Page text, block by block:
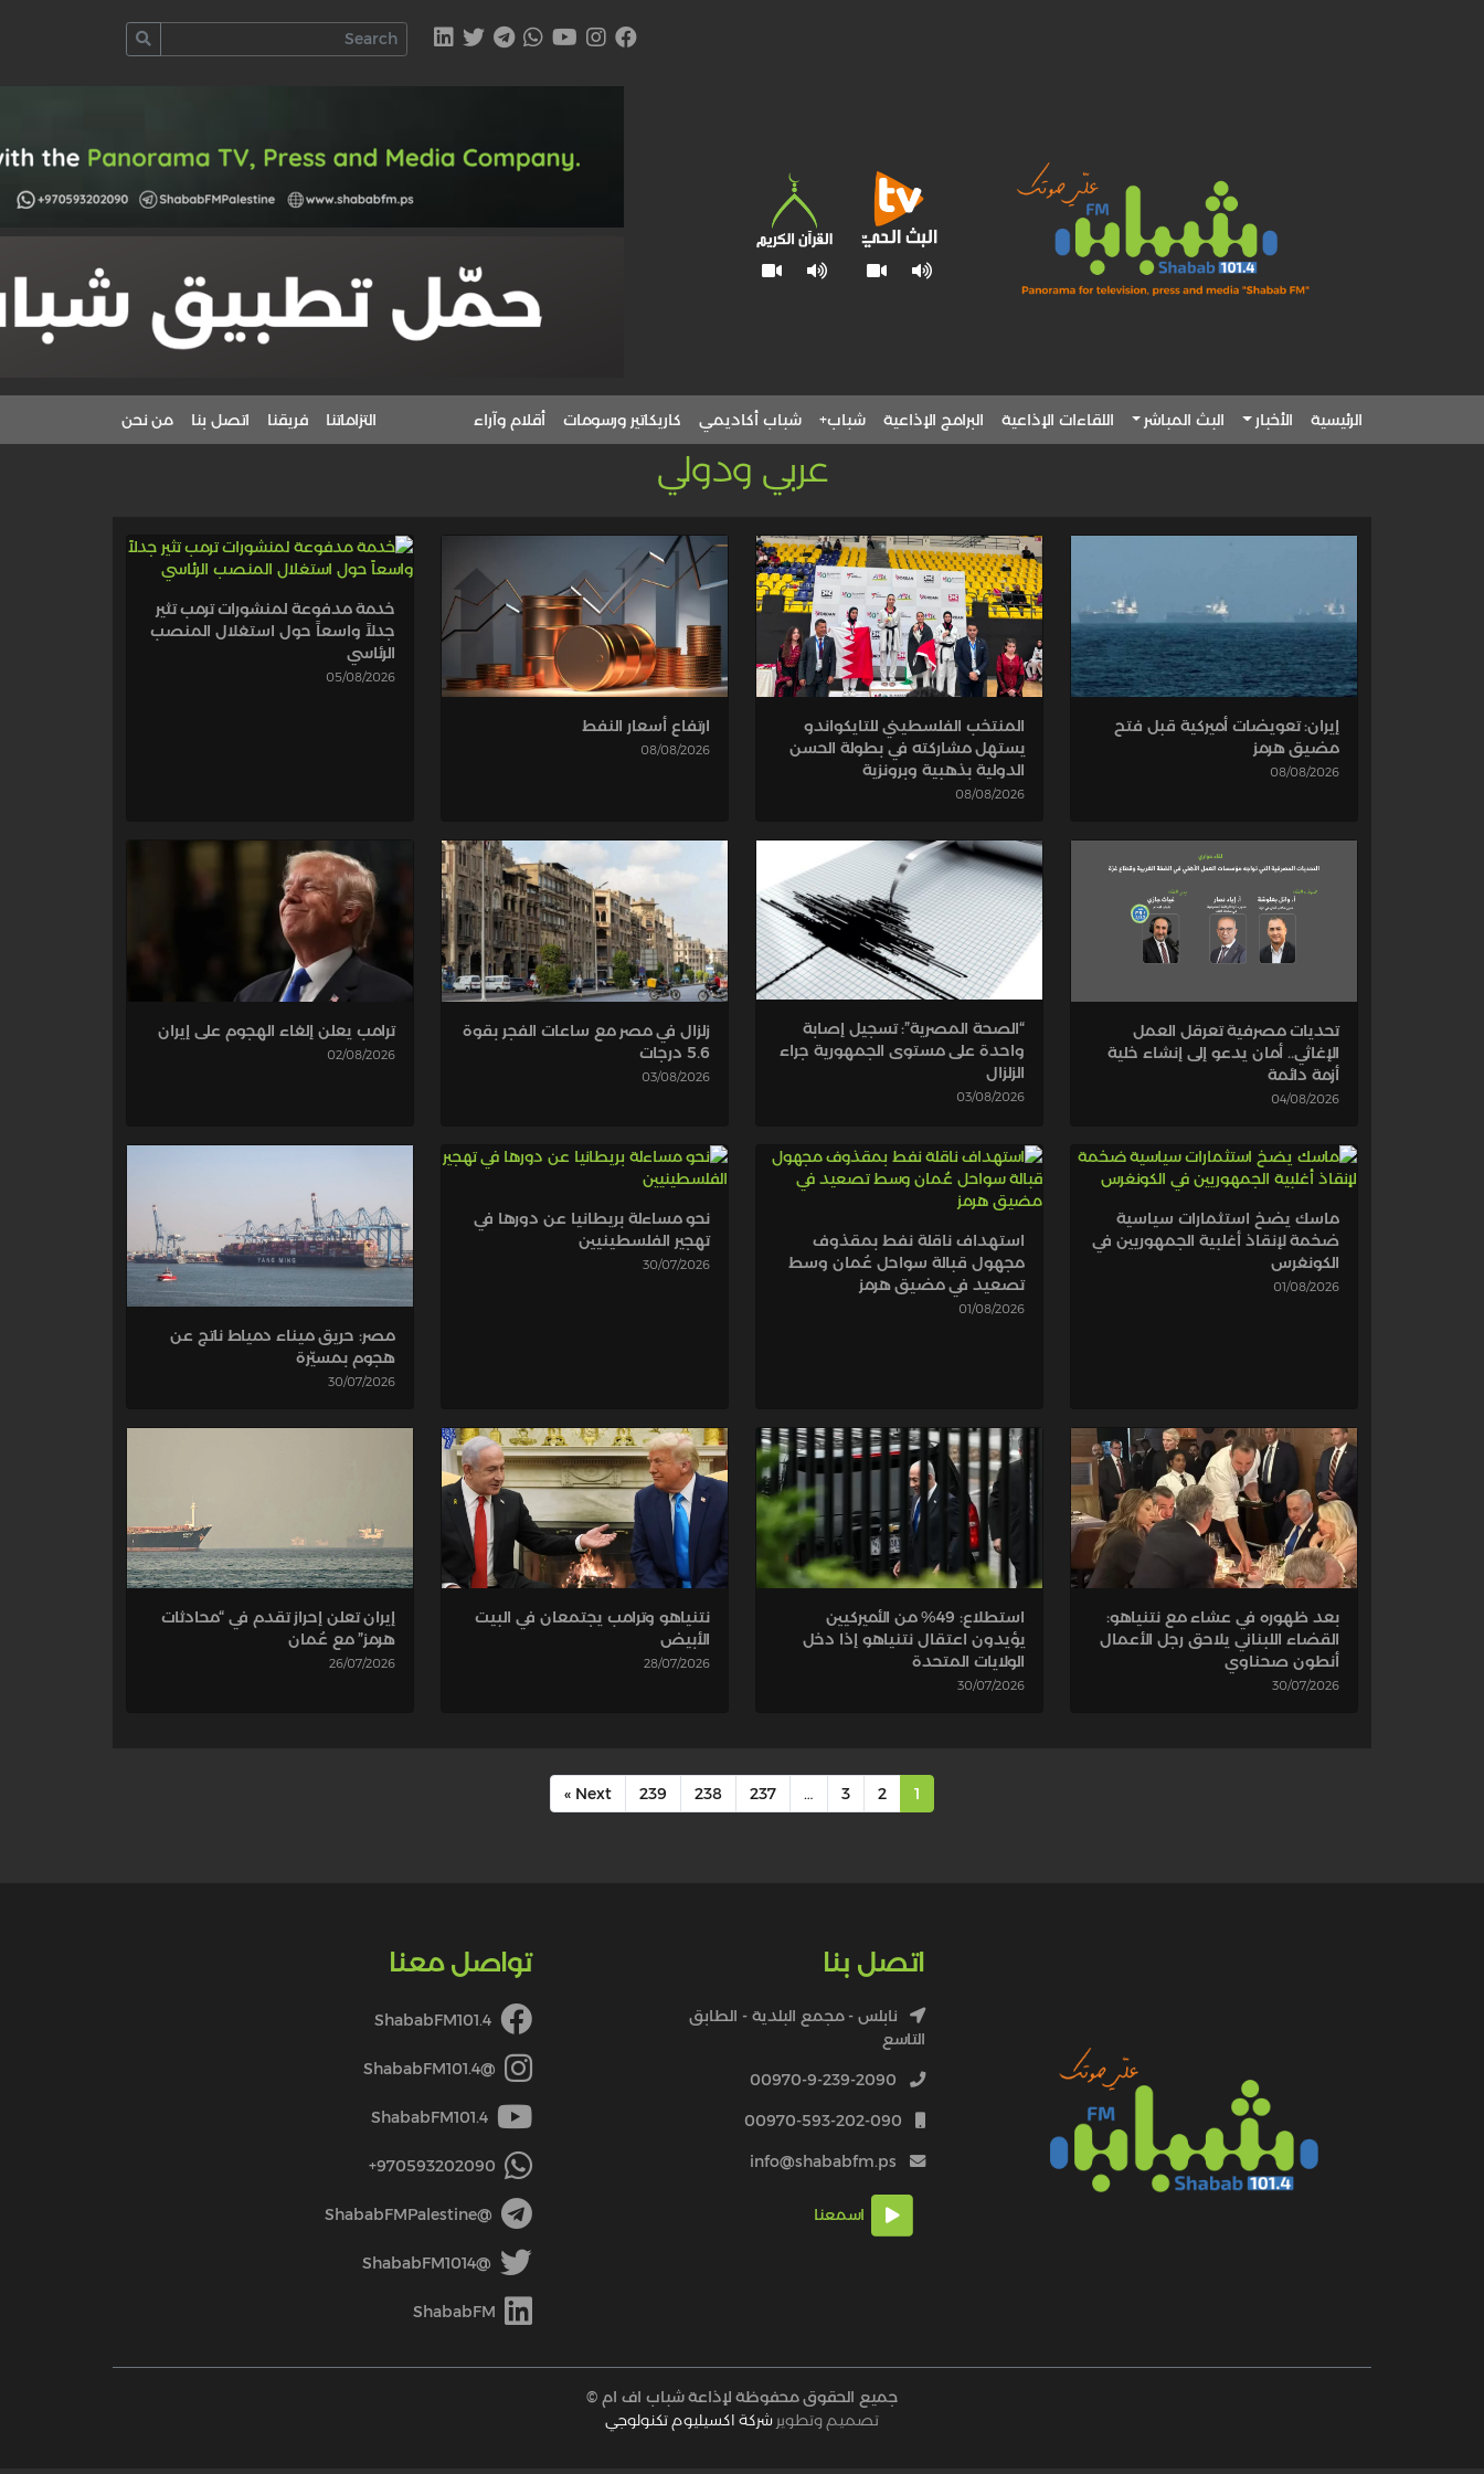
الرئيسية الأخبار البث المباشر اللقاءات الإذاعية البرامج الإذاعية شباب+ شباب أكاديمي كاريكاتير ورسومات أقلام وآراء التزاماتنا فريقنا اتصل بنا من نحن
عربي ودولي
إيران: تعويضات أميركية قبل فتح
مضيق هرمز
08/08/2026
المنتخب الفلسطيني للتايكواندو
يستهل مشاركته في بطولة الحسن
الدولية بذهبية وبرونزية
08/08/2026
ارتفاع أسعار النفط
08/08/2026
خدمة مدفوعة لمنشورات ترمب تثير
جدلاً واسعاً حول استغلال المنصب
الرئاسي
05/08/2026
تحديات مصرفية تعرقل العمل
الإغاثي.. أمان يدعو إلى إنشاء خلية
أزمة دائمة
04/08/2026
“الصحة المصرية”: تسجيل إصابة
واحدة على مستوى الجمهورية جراء
الزلزال
03/08/2026
زلزال في مصر مع ساعات الفجر بقوة
5.6 درجات
03/08/2026
ترامب يعلن إلغاء الهجوم على إيران
02/08/2026
ماسك يضخ استثمارات سياسية
ضخمة لإنقاذ أغلبية الجمهوريين في
الكونغرس
01/08/2026
استهداف ناقلة نفط بمقذوف
مجهول قبالة سواحل عُمان وسط
تصعيد في مضيق هرمز
01/08/2026
نحو مساءلة بريطانيا عن دورها في
تهجير الفلسطينيين
30/07/2026
مصر: حريق ميناء دمياط ناتج عن
هجوم بمسيّرة
30/07/2026
بعد ظهوره في عشاء مع نتنياهو:
القضاء اللبناني يلاحق رجل الأعمال
أنطون صحناوي
30/07/2026
استطلاع: 49% من الأميركيين
يؤيدون اعتقال نتنياهو إذا دخل
الولايات المتحدة
30/07/2026
نتنياهو وترامب يجتمعان في البيت
الأبيض
28/07/2026
إيران تعلن إحراز تقدم في “محادثات
هرمز” مع عُمان
26/07/2026
1
2
3
…
237
238
239
Next »
اتصل بنا
نابلس - مجمع البلدية - الطابق
التاسع
00970-9-239-2090
00970-593-202-090
info@shababfm.ps
اسمعنا
تواصل معنا
ShababFM101.4
@ShababFM101.4
ShababFM101.4
970593202090+
@ShababFMPalestine
@ShababFM1014
ShababFM
جميع الحقوق محفوظة لإذاعة شباب اف ام ©
تصميم وتطوير شركة اكسيليوم تكنولوجي